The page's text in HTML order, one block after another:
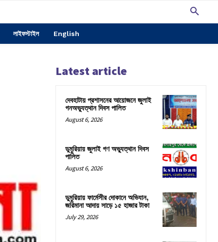
লাইফস্টাইল English
Latest article
দেবহাটায় প্রশাসনের আয়োজনে জুলাই
গনঅভ্যুত্থান দিবস পালিত
August 6, 2026
ডুমুরিয়ায় জুলাই গণ অভ্যুত্থান দিবস
পালিত
August 6, 2026
ডুমুরিয়ায় ফার্মেসীর দোকানে অভিযান,
জরিমানা আদায় সাড়ে ১৫ হাজার টাকা
July 29, 2026